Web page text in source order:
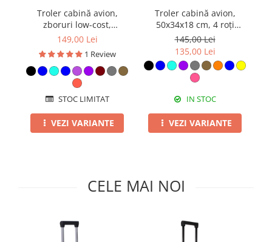
Pilote cu blăniță
Troler cabină avion,
zboruri low-cost,
40x30x20 cm, 4 roți
detașabile, ABS, diverse
culori
149,00 Lei
1 Review
STOC LIMITAT
VEZI VARIANTE
Troler cabină avion,
50x34x18 cm, 4 roți
detașabile, PP flexibilă
anti-casabilă, diverse
culori
145,00 Lei
135,00 Lei
IN STOC
VEZI VARIANTE
CELE MAI NOI